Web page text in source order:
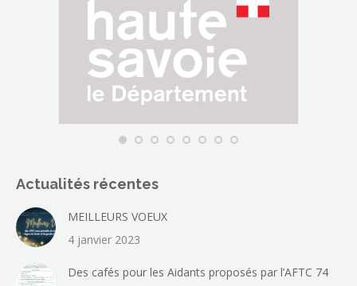
Actualités récentes
MEILLEURS VOEUX
4 janvier 2023
Des cafés pour les Aidants proposés par l’AFTC 74